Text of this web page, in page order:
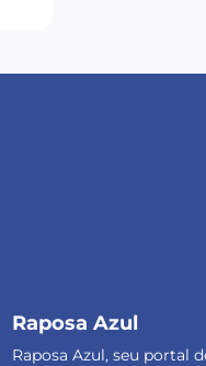
Raposa Azul
Raposa Azul, seu portal